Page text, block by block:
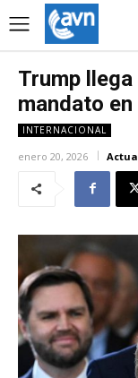
Trump
mandato
INTERNACIONAL
enero 20, 2026